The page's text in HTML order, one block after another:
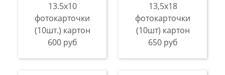
13.5х10
фотокарточки
(10шт.) картон
600 руб
13,5х18
фотокарточки
(10шт) картон
650 руб